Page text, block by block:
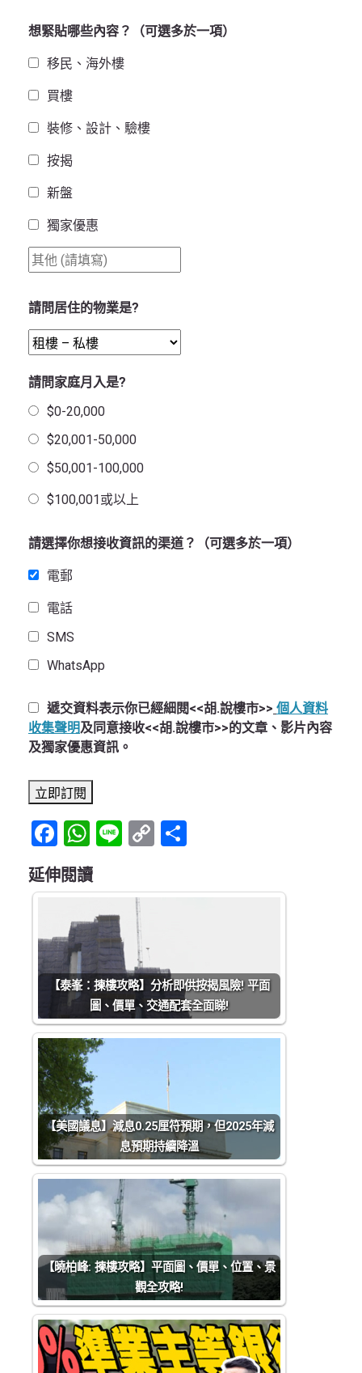
想緊貼哪些內容？（可選多於一項）
移民、海外樓
買樓
裝修、設計、驗樓
按揭
新盤
獨家優惠
請問居住的物業是?
請問家庭月入是?
$0-20,000
$20,001-50,000
$50,001-100,000
$100,001或以上
請選擇你想接收資訊的渠道？（可選多於一項）
電郵
電話
SMS
WhatsApp
遞交資料表示你已經細閱<<胡.說樓市>> 個人資料
收集聲明及同意接收<<胡.說樓市>>的文章、影片內容
及獨家優惠資訊。
Facebook
WhatsApp
LineCopy
延伸閱讀
【泰峯：揀樓攻略】分析即供按揭風險! 平面
圖、價單、交通配套全面睇!
【美國議息】減息0.25厘符預期，但2025年減
息預期持續降溫
【曉柏峰: 揀樓攻略】平面圖、價單、位置、景
觀全攻略!